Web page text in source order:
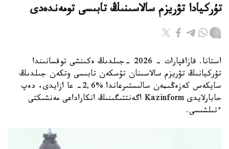
تۇركيادا تۋريزم سالاسىنىڭ تابىسى تومەندەدى
استانا. قازاقپارات - 2026 -جىلدىڭ ەكىنشى توقسانىندا
تۇركيانىڭ تۋريزم سالاسىنان تۇسكەن تابىسى وتكەن جىلدىڭ
سايكەس كەزەڭىمەن سالىستىرعاندا %2,6- عا ازايدى، دەپ
حابارلايدى Kazinform اگەنتتىگىنىڭ انكاراداعى مەنشىكتى
ءتىلشىسى.